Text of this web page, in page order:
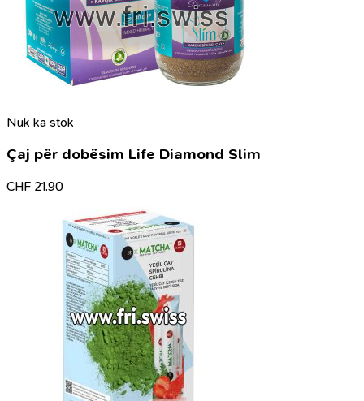
Nuk ka stok
Çaj për dobësim Life Diamond Slim
CHF 21.90